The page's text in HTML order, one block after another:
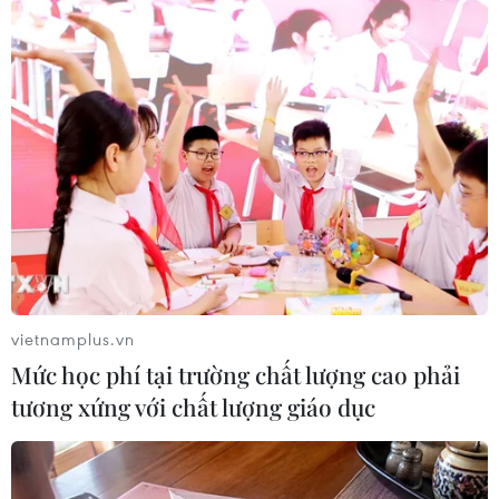
Lực lượng chức năng thu giữ 5 bọc nylon chứa
chất bột màu trắng, nhiều viên nén màu hồng…
với trọng lượng gần 1kg.
Qua điều tra, Huy khai nhận ngày 13/6/2020, đối
tượng liên hệ với người đàn ông ở Campuchia
đặt mua 5kg ketamine với giá 2 tỷ 150 triệu
đồng và được người này nói giao cho Diễm
mang đến Thành phố Hồ Chí Minh giao lại cho
Huy.
Đến khoảng 16 giờ ngày 14/6, Huy chở Thanh
đến điểm hẹn chờ nhận ma túy từ Diễm giao thì
bị bắt giữ.
Ngoài ra, Huy còn thừa nhận khoảng đầu tháng
vietnamplus.vn
Mức học phí tại trường chất lượng cao phải
tương xứng với chất lượng giáo dục